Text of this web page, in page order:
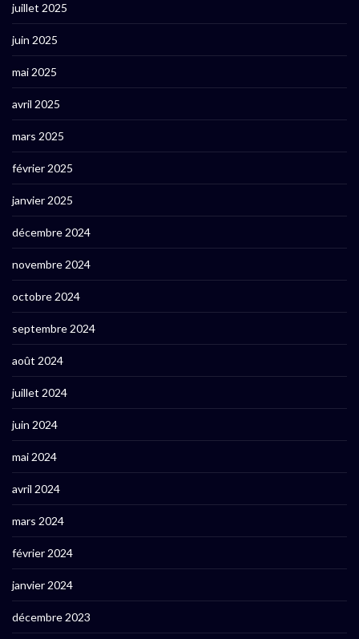
juillet 2025
juin 2025
mai 2025
avril 2025
mars 2025
février 2025
janvier 2025
décembre 2024
novembre 2024
octobre 2024
septembre 2024
août 2024
juillet 2024
juin 2024
mai 2024
avril 2024
mars 2024
février 2024
janvier 2024
décembre 2023